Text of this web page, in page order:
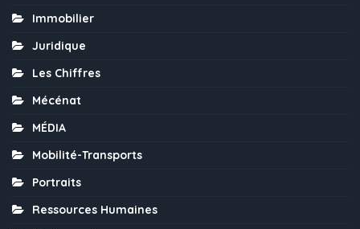
Immobilier
Juridique
Les Chiffres
Mécénat
MÉDIA
Mobilité-Transports
Portraits
Ressources Humaines